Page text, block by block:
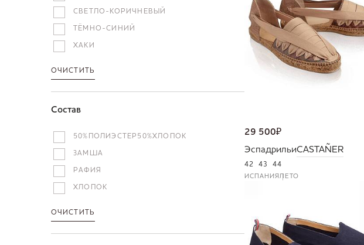
СВЕТЛО-КОРИЧНЕВЫЙ
ТЁМНО-СИНИЙ
ХАКИ
ОЧИСТИТЬ
Состав
50%ПОЛИЭСТЕР50%ХЛОПОК
ЗАМША
РАФИЯ
ХЛОПОК
ОЧИСТИТЬ
29 500₽
ЭспадрильиCASTAÑER
42 43 44
ИСПАНИЯЛЕТО